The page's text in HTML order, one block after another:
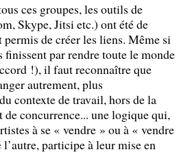
ces groupes, les outils de
Skype, Jitsi etc.) ont été de
de créer les liens. Même si
par rendre toute le monde
!), il faut reconnaître que
autrement, plus
contexte de travail, hors de la
concurrence... une logique qui,
à se « vendre » ou à « vendre
l’autre, participe à leur mise en